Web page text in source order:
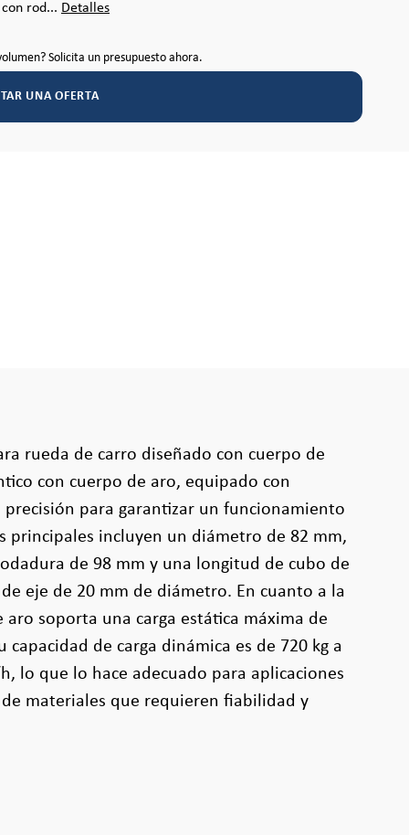
rod... Detalles
Solicita un presupuesto ahora.
UNA OFERTA
rueda de carro diseñado con cuerpo de
con cuerpo de aro, equipado con
para garantizar un funcionamiento
principales incluyen un diámetro de 82 mm,
de 98 mm y una longitud de cubo de
eje de 20 mm de diámetro. En cuanto a la
aro soporta una carga estática máxima de
capacidad de carga dinámica es de 720 kg a
lo que lo hace adecuado para aplicaciones
materiales que requieren fiabilidad y